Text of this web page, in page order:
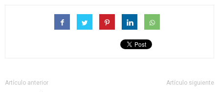
Artículo anterior Artículo siguiente